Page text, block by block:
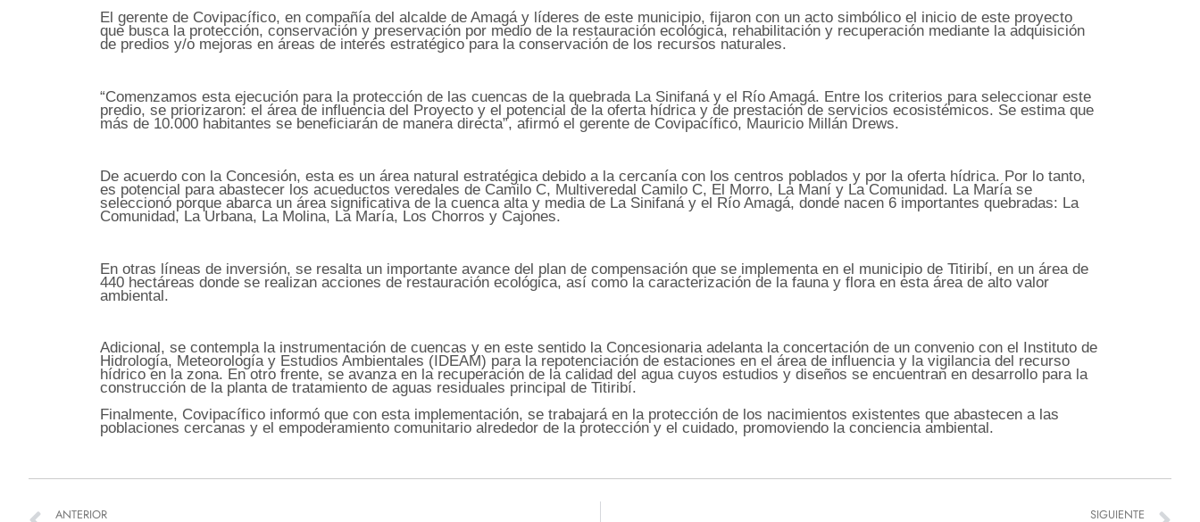
El gerente de Covipacífico, en compañía del alcalde de Amagá y líderes de este municipio, fijaron con un acto simbólico el inicio de este proyecto
que busca la protección, conservación y preservación por medio de la restauración ecológica, rehabilitación y recuperación mediante la adquisición
de predios y/o mejoras en áreas de interés estratégico para la conservación de los recursos naturales.
“Comenzamos esta ejecución para la protección de las cuencas de la quebrada La Sinifaná y el Río Amagá. Entre los criterios para seleccionar este
predio, se priorizaron: el área de influencia del Proyecto y el potencial de la oferta hídrica y de prestación de servicios ecosistémicos. Se estima que
más de 10.000 habitantes se beneficiarán de manera directa”, afirmó el gerente de Covipacífico, Mauricio Millán Drews.
De acuerdo con la Concesión, esta es un área natural estratégica debido a la cercanía con los centros poblados y por la oferta hídrica. Por lo tanto,
es potencial para abastecer los acueductos veredales de Camilo C, Multiveredal Camilo C, El Morro, La Maní y La Comunidad. La María se
seleccionó porque abarca un área significativa de la cuenca alta y media de La Sinifaná y el Río Amagá, donde nacen 6 importantes quebradas: La
Comunidad, La Urbana, La Molina, La María, Los Chorros y Cajones.
En otras líneas de inversión, se resalta un importante avance del plan de compensación que se implementa en el municipio de Titiribí, en un área de
440 hectáreas donde se realizan acciones de restauración ecológica, así como la caracterización de la fauna y flora en esta área de alto valor
ambiental.
Adicional, se contempla la instrumentación de cuencas y en este sentido la Concesionaria adelanta la concertación de un convenio con el Instituto de
Hidrología, Meteorología y Estudios Ambientales (IDEAM) para la repotenciación de estaciones en el área de influencia y la vigilancia del recurso
hídrico en la zona. En otro frente, se avanza en la recuperación de la calidad del agua cuyos estudios y diseños se encuentran en desarrollo para la
construcción de la planta de tratamiento de aguas residuales principal de Titiribí.
Finalmente, Covipacífico informó que con esta implementación, se trabajará en la protección de los nacimientos existentes que abastecen a las
poblaciones cercanas y el empoderamiento comunitario alrededor de la protección y el cuidado, promoviendo la conciencia ambiental.
ANTERIOR SIGUIENTE